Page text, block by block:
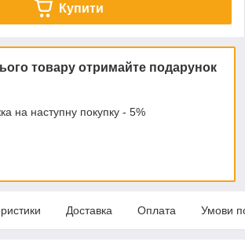
Купити
товару отримайте подарунок
на наступну покупку - 5%
Доставка Оплата Умови